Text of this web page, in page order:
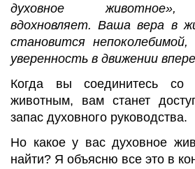
духовное
вдохновляет. Ваша вера в
становится
уверенность в движении
Когда вы соединитесь со
животным, вам станет
запас духовного руководства.
Но какое у вас духовное
найти? Я объясню все это в